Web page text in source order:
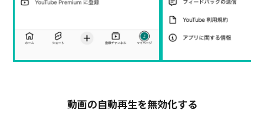
動画の自動再生を無効化する